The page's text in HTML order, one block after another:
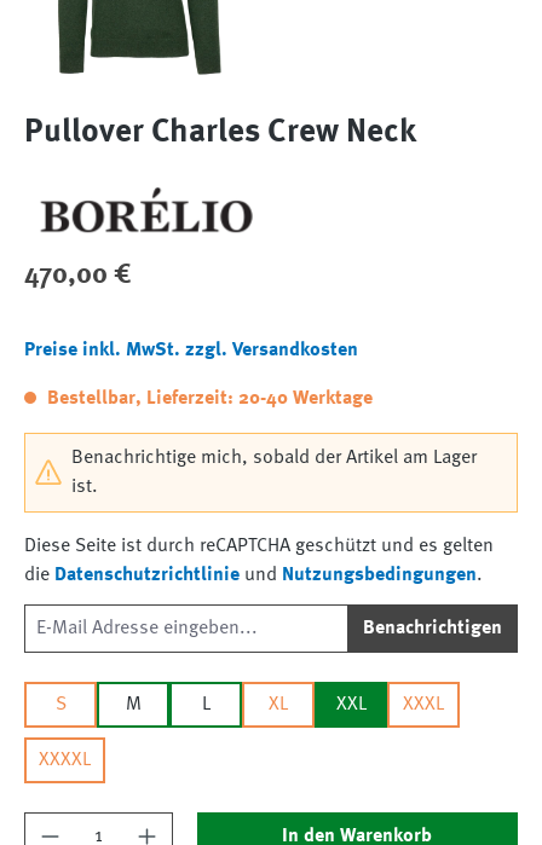
Pullover Charles Crew Neck
Regulärer Preis:
470,00 €
Preise inkl. MwSt. zzgl. Versandkosten
Bestellbar, Lieferzeit: 20-40 Werktage
Benachrichtige mich, sobald der Artikel am Lager
ist.
Diese Seite ist durch reCAPTCHA geschützt und es gelten
die Datenschutzrichtlinie und Nutzungsbedingungen.
Benachrichtigen
S M L XL XXL XXXL
XXXXL
Produkt Anzahl: Gib den gewünschten Wert
In den Warenkorb